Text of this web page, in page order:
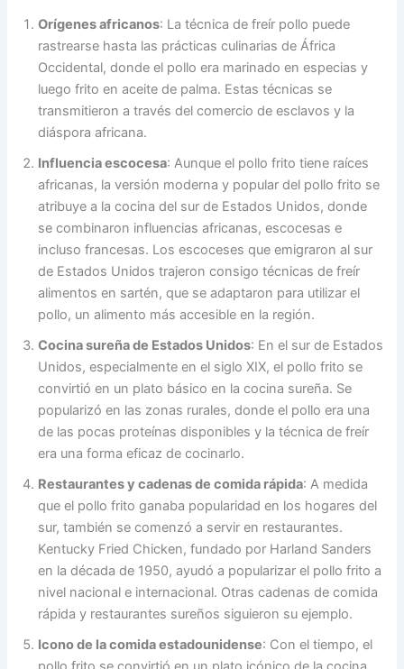
Orígenes africanos: La técnica de freír pollo puede
rastrearse hasta las prácticas culinarias de África
Occidental, donde el pollo era marinado en especias y
luego frito en aceite de palma. Estas técnicas se
transmitieron a través del comercio de esclavos y la
diáspora africana.
Influencia escocesa: Aunque el pollo frito tiene raíces
africanas, la versión moderna y popular del pollo frito se
atribuye a la cocina del sur de Estados Unidos, donde
se combinaron influencias africanas, escocesas e
incluso francesas. Los escoceses que emigraron al sur
de Estados Unidos trajeron consigo técnicas de freír
alimentos en sartén, que se adaptaron para utilizar el
pollo, un alimento más accesible en la región.
Cocina sureña de Estados Unidos: En el sur de Estados
Unidos, especialmente en el siglo XIX, el pollo frito se
convirtió en un plato básico en la cocina sureña. Se
popularizó en las zonas rurales, donde el pollo era una
de las pocas proteínas disponibles y la técnica de freír
era una forma eficaz de cocinarlo.
Restaurantes y cadenas de comida rápida: A medida
que el pollo frito ganaba popularidad en los hogares del
sur, también se comenzó a servir en restaurantes.
Kentucky Fried Chicken, fundado por Harland Sanders
en la década de 1950, ayudó a popularizar el pollo frito a
nivel nacional e internacional. Otras cadenas de comida
rápida y restaurantes sureños siguieron su ejemplo.
Icono de la comida estadounidense: Con el tiempo, el